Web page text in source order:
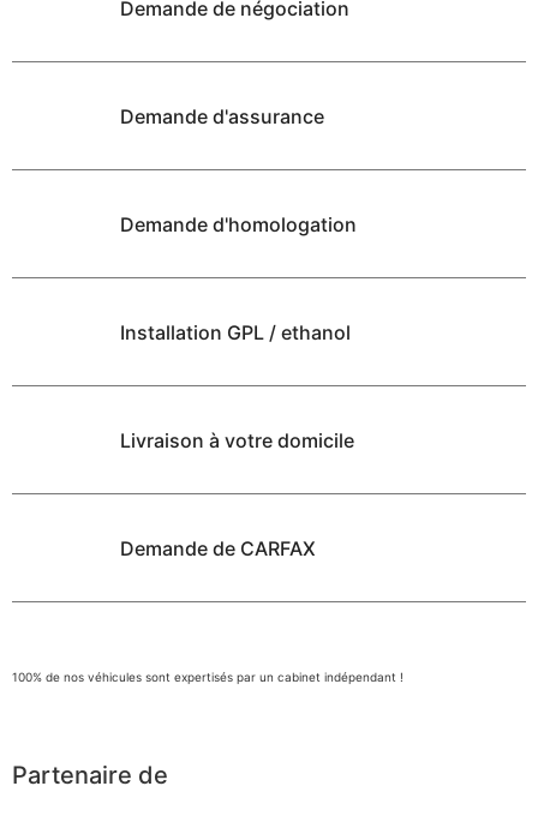
Demande de négociation
Demande d'assurance
Demande d'homologation
Installation GPL / ethanol
Livraison à votre domicile
Demande de CARFAX
100% de nos véhicules sont expertisés par un cabinet indépendant !
Partenaire de